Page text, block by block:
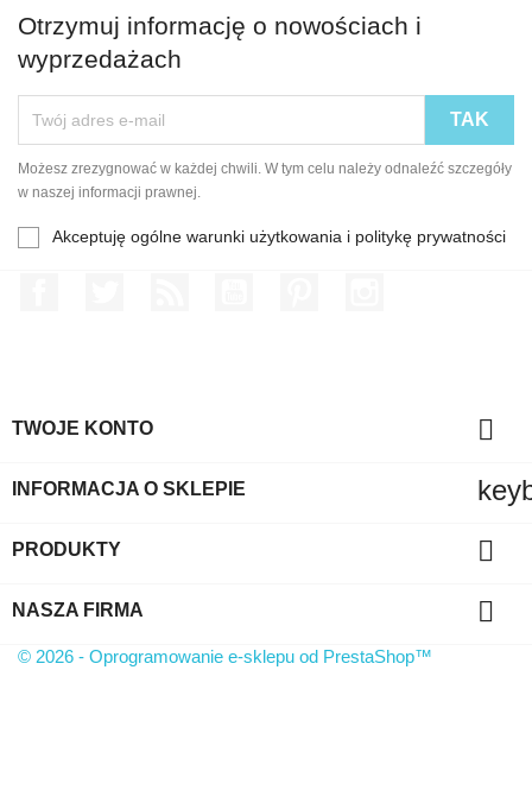
Otrzymuj informację o nowościach i
wyprzedażach
Możesz zrezygnować w każdej chwili. W tym celu należy odnaleźć szczegóły
w naszej informacji prawnej.
Akceptuję ogólne warunki użytkowania i politykę prywatności
TWOJE KONTO 
INFORMACJA O SKLEPIE
PRODUKTY 
NASZA FIRMA 
© 2026 - Oprogramowanie e-sklepu od PrestaShop™